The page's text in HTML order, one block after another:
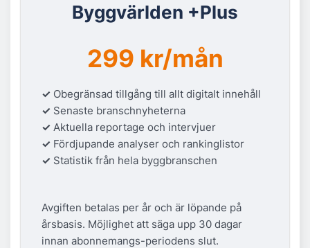
Byggvärlden +Plus
299 kr/mån
✓ Obegränsad tillgång till allt digitalt innehåll
✓ Senaste branschnyheterna
✓ Aktuella reportage och intervjuer
✓ Fördjupande analyser och rankinglistor
✓ Statistik från hela byggbranschen
Avgiften betalas per år och är löpande på
årsbasis. Möjlighet att säga upp 30 dagar
innan abonnemangs-periodens slut.